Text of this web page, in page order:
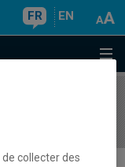
FR EN
collecter des